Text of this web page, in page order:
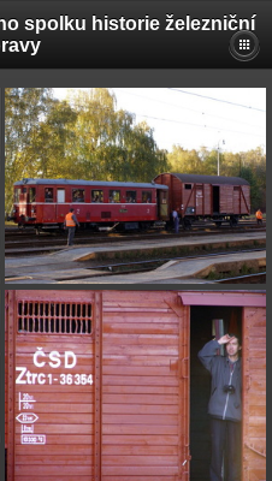
spolku historie železniční